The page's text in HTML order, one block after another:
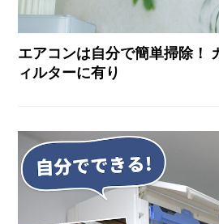
エアコンは自分で簡単掃除！
ィルターに有り